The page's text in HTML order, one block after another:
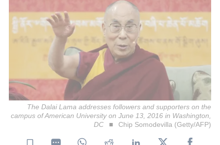
The Dalai Lama addresses followers and supporters on the
campus of American University on June 13, 2016 in Washington,
DC
Chip Somodevilla (Getty/AFP)